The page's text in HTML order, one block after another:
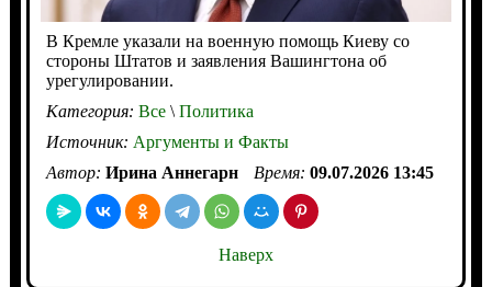
В Кремле указали на военную помощь Киеву со
стороны Штатов и заявления Вашингтона об
урегулировании.
Категория: Все\Политика
Источник: Аргументы и Факты
Автор: Ирина Аннегарн Время: 09.07.2026 13:45
Наверх